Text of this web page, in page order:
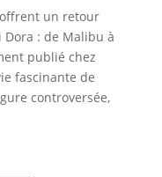
un retour
: de Malibu à
publié chez
fascinante de
controversée,